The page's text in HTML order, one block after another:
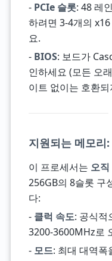
- PCIe 슬롯: 48 레
하려면 3-4개의
요.
- BIOS: 보드가
인하세요 (모든 오
이트 없이는 호환
지원되는 메모리
이 프로세서는 오
256GB의 8슬롯 구
다:
- 클럭 속도: 공식적
3200-3600MHz로
- 모드: 최대 대역폭